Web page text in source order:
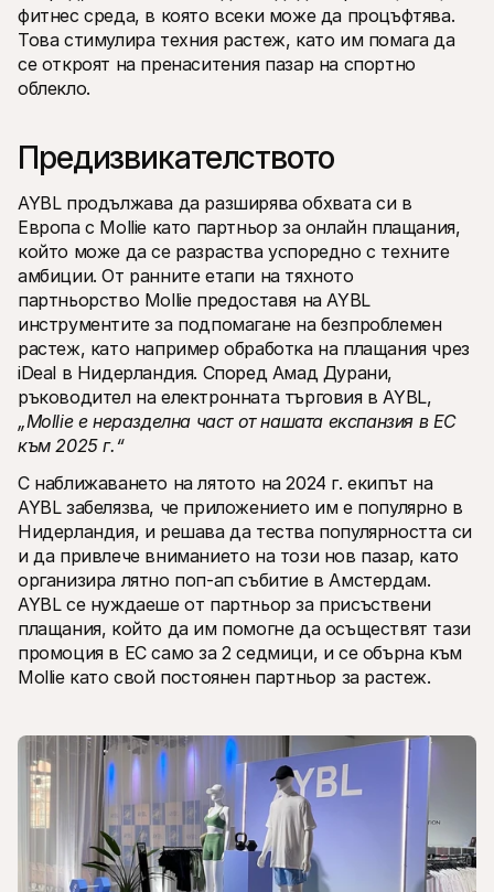
Свържете се с нашия екип по клиентска поддръжка
Свържете се с отдел продажби
Открийте как можем да помогнем на вашия бизнес
фитнес среда, в която всеки може да процъфтява.
Това стимулира техния растеж, като им помага да
се откроят на пренаситения пазар на спортно
облекло.
Предизвикателството
AYBL продължава да разширява обхвата си в
Европа с Mollie като партньор за онлайн плащания,
който може да се разраства успоредно с техните
амбиции. От ранните етапи на тяхното
партньорство Mollie предоставя на AYBL
инструментите за подпомагане на безпроблемен
растеж, като например обработка на плащания чрез
iDeal в Нидерландия. Според Амад Дурани,
„Mollie е неразделна част от нашата експанзия в ЕС
към 2025 г.“
С наближаването на лятото на 2024 г. екипът на
AYBL забелязва, че приложението им е популярно в
Нидерландия, и решава да тества популярността си
и да привлече вниманието на този нов пазар, като
организира лятно поп-ап събитие в Амстердам.
AYBL се нуждаеше от партньор за присъствени
плащания, който да им помогне да осъществят тази
промоция в ЕС само за 2 седмици, и се обърна към
Mollie като свой постоянен партньор за растеж.